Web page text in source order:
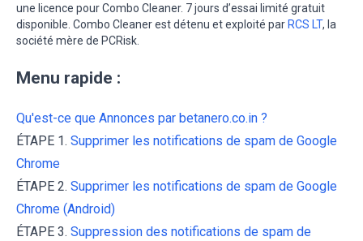
une licence pour Combo Cleaner. 7 jours d’essai limité gratuit
disponible. Combo Cleaner est détenu et exploité par RCS LT, la
société mère de PCRisk.
Menu rapide :
Qu'est-ce que Annonces par betanero.co.in ?
ÉTAPE 1. Supprimer les notifications de spam de Google
Chrome
ÉTAPE 2. Supprimer les notifications de spam de Google
Chrome (Android)
ÉTAPE 3. Suppression des notifications de spam de